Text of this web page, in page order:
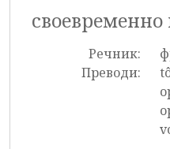
Речник:
Преводи: